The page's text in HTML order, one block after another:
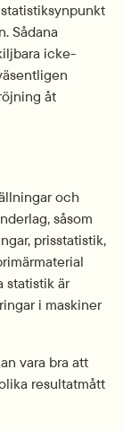
Sådana
icke-
åt
och
såsom
prisstatistik,
statistik är
i maskiner
vara bra att
resultatmått